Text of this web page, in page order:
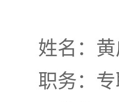
姓名：
职务：